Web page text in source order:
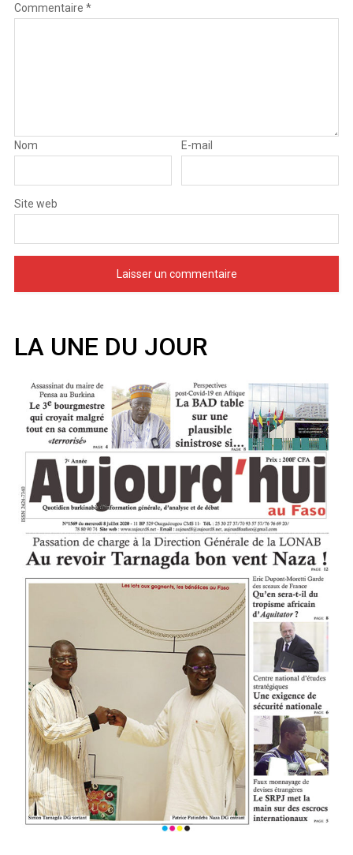
Commentaire *
Nom E-mail
Site web
LA UNE DU JOUR